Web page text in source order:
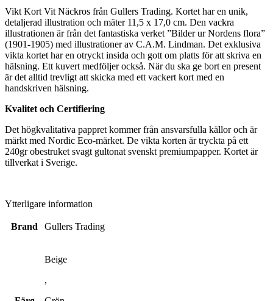
Vikt Kort Vit Näckros från Gullers Trading. Kortet har en unik,
detaljerad illustration och mäter 11,5 x 17,0 cm. Den vackra
illustrationen är från det fantastiska verket ”Bilder ur Nordens flora”
(1901-1905) med illustrationer av C.A.M. Lindman. Det exklusiva
vikta kortet har en otryckt insida och gott om platts för att skriva en
hälsning. Ett kuvert medföljer också. När du ska ge bort en present
är det alltid trevligt att skicka med ett vackert kort med en
handskriven hälsning.
Kvalitet och Certifiering
Det högkvalitativa pappret kommer från ansvarsfulla källor och är
märkt med Nordic Eco-märket. De vikta korten är tryckta på ett
240gr obestruket svagt gultonat svenskt premiumpapper. Kortet är
tillverkat i Sverige.
Ytterligare information
Brand Gullers Trading
Beige
,